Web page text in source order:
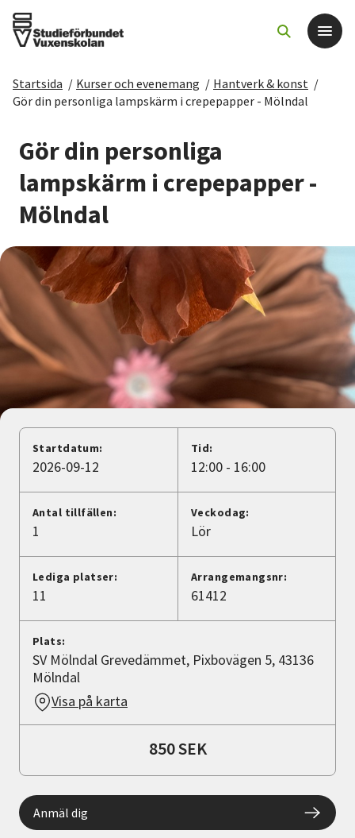
Det här gör vi
För dig som
Sök kurser och evenemang
Starta studiecirkel
Cirkelledare
Nyheter
Avdelningar
Lyssna
Startsida / Kurser och evenemang / Hantverk & konst /
Gör din personliga lampskärm i crepepapper - Mölndal
Gör din personliga
lampskärm i crepepapper -
Mölndal
Startdatum:
2026-09-12
Tid:
12:00 - 16:00
Antal tillfällen:
1
Veckodag:
Lör
Lediga platser:
11
Arrangemangsnr:
61412
Plats:
SV Mölndal Grevedämmet, Pixbovägen 5, 43136
Mölndal
Visa på karta
850 SEK
Anmäl dig